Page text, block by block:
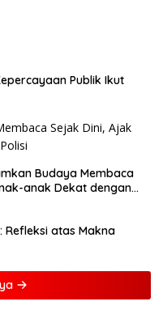
Publik Ikut
Budaya Membaca
anak Dekat dengan
Refleksi atas Makna